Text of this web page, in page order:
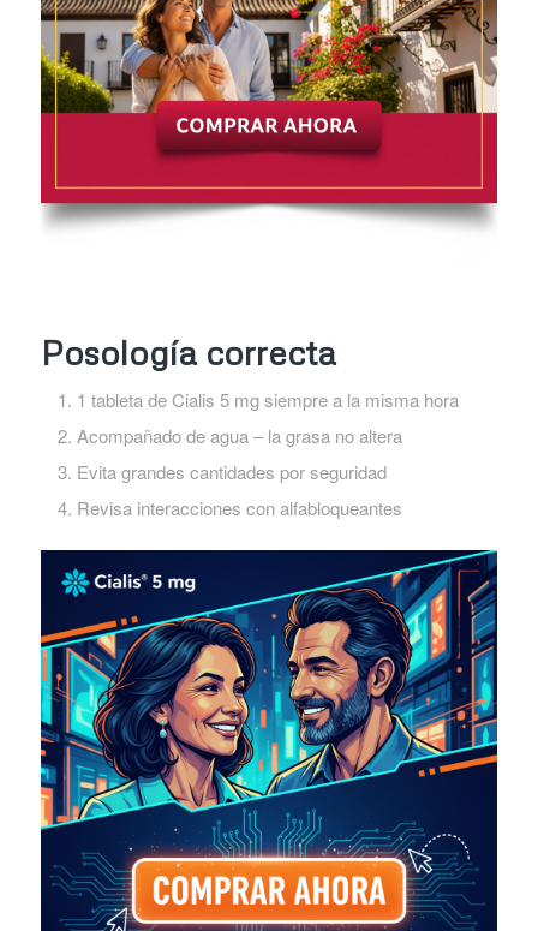
Posología correcta
1 tableta de Cialis 5 mg siempre a la misma hora
Acompañado de agua – la grasa no altera
Evita grandes cantidades por seguridad
Revisa interacciones con alfabloqueantes